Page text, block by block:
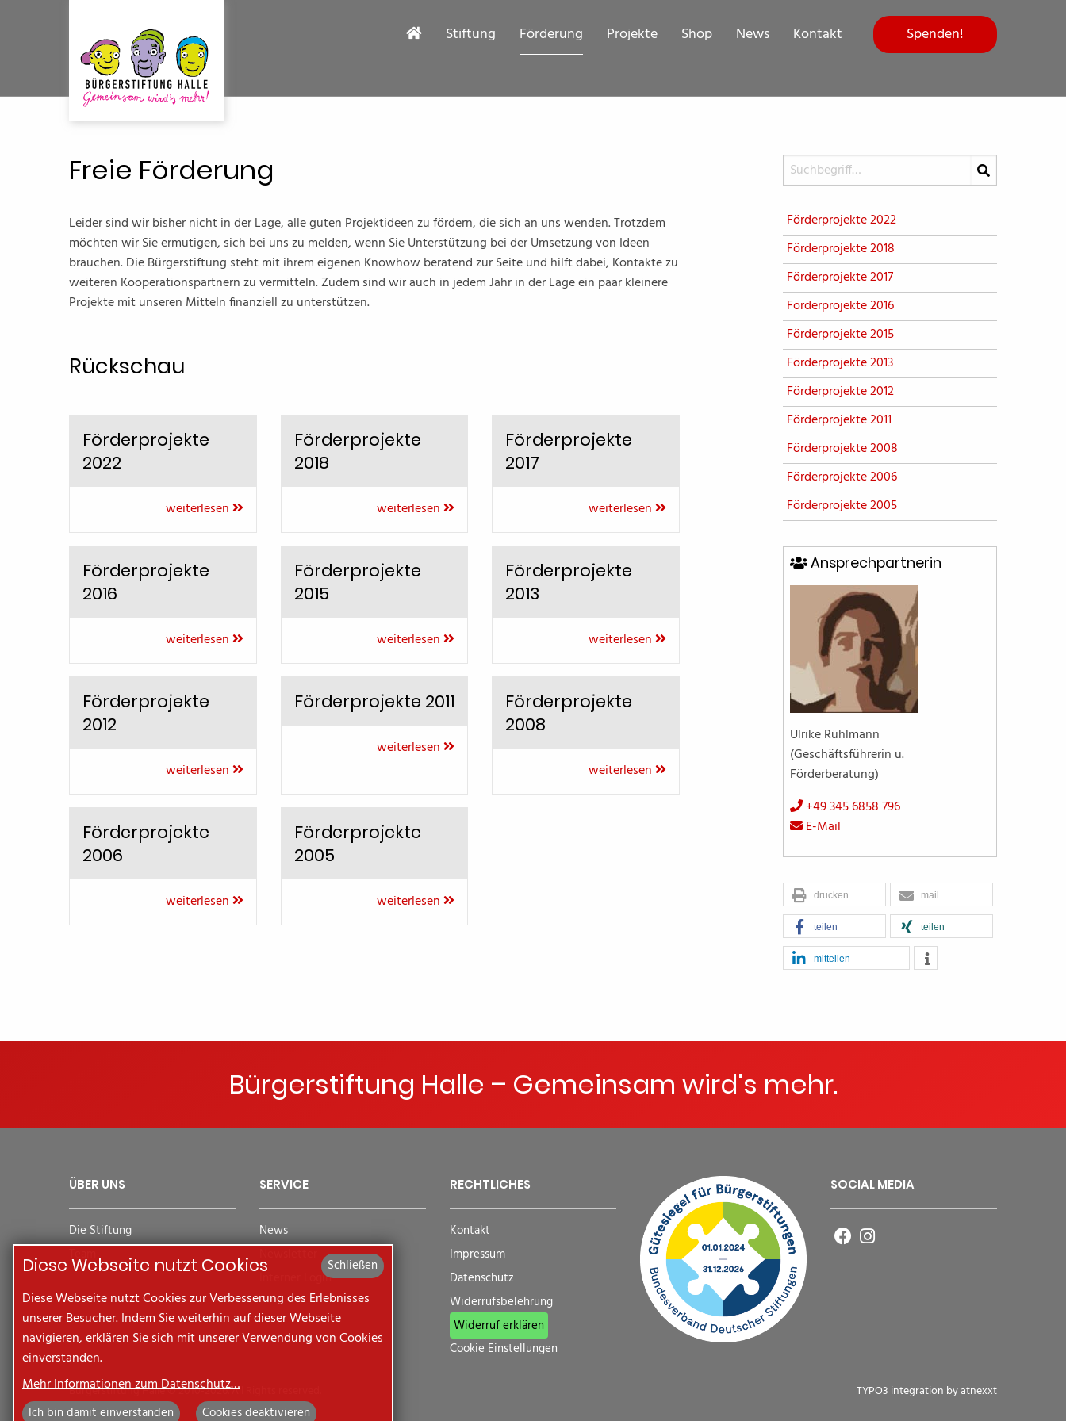
Spenden!
Stiftung Förderung Projekte Shop News Kontakt
Freie Förderung
Leider sind wir bisher nicht in der Lage, alle guten Projektideen zu fördern, die sich an uns wenden. Trotzdem
möchten wir Sie ermutigen, sich bei uns zu melden, wenn Sie Unterstützung bei der Umsetzung von Ideen
brauchen. Die Bürgerstiftung steht mit ihrem eigenen Knowhow beratend zur Seite und hilft dabei, Kontakte zu
weiteren Kooperationspartnern zu vermitteln. Zudem sind wir auch in jedem Jahr in der Lage ein paar kleinere
Projekte mit unseren Mitteln finanziell zu unterstützen.
Rückschau
Förderprojekte
2022
weiterlesen
Förderprojekte
2018
weiterlesen
Förderprojekte
2017
weiterlesen
Förderprojekte
2016
weiterlesen
Förderprojekte
2015
weiterlesen
Förderprojekte
2013
weiterlesen
Förderprojekte
2012
weiterlesen
Förderprojekte 2011
weiterlesen
Förderprojekte
2008
weiterlesen
Förderprojekte
2006
weiterlesen
Förderprojekte
2005
weiterlesen
Förderprojekte 2022
Förderprojekte 2018
Förderprojekte 2017
Förderprojekte 2016
Förderprojekte 2015
Förderprojekte 2013
Förderprojekte 2012
Förderprojekte 2011
Förderprojekte 2008
Förderprojekte 2006
Förderprojekte 2005
Ansprechpartnerin
Ulrike Rühlmann
(Geschäftsführerin u.
Förderberatung)
+49 345 6858 796
E-Mail
drucken mail
teilen teilen
mitteilen
Bürgerstiftung Halle – Gemeinsam wird's mehr.
ÜBER UNS
Die Stiftung
Team
SERVICE
News
Interner Login
RECHTLICHES
Kontakt
Impressum
Datenschutz
Widerrufsbelehrung
Widerruf erklären
Cookie Einstellungen
SOCIAL MEDIA
Bürgerstiftung Halle © 2010-2026. All Rights reserved. TYPO3 integration byatnexxt
Schließen
Diese Webseite nutzt Cookies
Diese Webseite nutzt Cookies zur Verbesserung des Erlebnisses
unserer Besucher. Indem Sie weiterhin auf dieser Webseite
navigieren, erklären Sie sich mit unserer Verwendung von Cookies
einverstanden.
Mehr Informationen zum Datenschutz…